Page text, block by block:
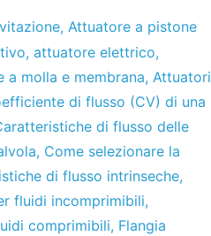
, Attuatore a pistone
, attuatore elettrico,
a molla e membrana, Attuatori
di flusso (CV) di una
di flusso delle
, Come selezionare la
di flusso intrinseche,
fluidi incomprimibili,
comprimibili, Flangia